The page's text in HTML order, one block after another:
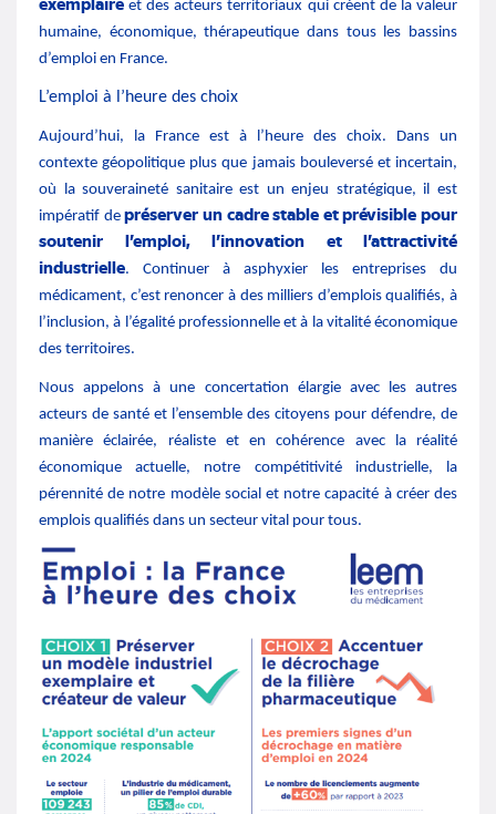
et des acteurs territoriaux qui créent de la valeur
humaine, économique, thérapeutique dans tous les bassins
d’emploi en France.
L’emploi à l’heure des choix
Aujourd’hui, la France est à l’heure des choix. Dans un
contexte géopolitique plus que jamais bouleversé et incertain,
où la souveraineté sanitaire est un enjeu stratégique, il est
impératif depréserver un cadre stable et prévisible pour
soutenir l’emploi, l’innovation et l’attractivité
industrielle. Continuer à asphyxier les entreprises du
médicament, c’est renoncer à des milliers d’emplois qualifiés, à
l’inclusion, à l’égalité professionnelle et à la vitalité économique
des territoires.
Nous appelons à une concertation élargie avec les autres
acteurs de santé et l’ensemble des citoyens pour défendre, de
manière éclairée, réaliste et en cohérence avec la réalité
économique actuelle, notre compétitivité industrielle, la
pérennité de notre modèle social et notre capacité à créer des
emplois qualifiés dans un secteur vital pour tous.